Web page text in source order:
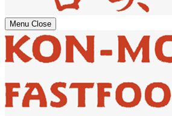
Menu Close